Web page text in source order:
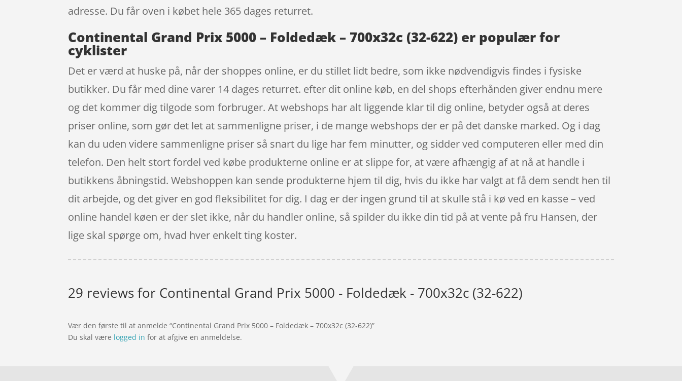
adresse. Du får oven i købet hele 365 dages returret.
Continental Grand Prix 5000 – Foldedæk – 700x32c (32-622) er populær for
cyklister
Det er værd at huske på, når der shoppes online, er du stillet lidt bedre, som ikke nødvendigvis findes i fysiske
butikker. Du får med dine varer 14 dages returret. efter dit online køb, en del shops efterhånden giver endnu mere
og det kommer dig tilgode som forbruger. At webshops har alt liggende klar til dig online, betyder også at deres
priser online, som gør det let at sammenligne priser, i de mange webshops der er på det danske marked. Og i dag
kan du uden videre sammenligne priser så snart du lige har fem minutter, og sidder ved computeren eller med din
telefon. Den helt stort fordel ved købe produkterne online er at slippe for, at være afhængig af at nå at handle i
butikkens åbningstid. Webshoppen kan sende produkterne hjem til dig, hvis du ikke har valgt at få dem sendt hen til
dit arbejde, og det giver en god fleksibilitet for dig. I dag er der ingen grund til at skulle stå i kø ved en kasse – ved
online handel køen er der slet ikke, når du handler online, så spilder du ikke din tid på at vente på fru Hansen, der
lige skal spørge om, hvad hver enkelt ting koster.
29 reviews for Continental Grand Prix 5000 - Foldedæk - 700x32c (32-622)
Vær den første til at anmelde “Continental Grand Prix 5000 – Foldedæk – 700x32c (32-622)”
Du skal være logged in for at afgive en anmeldelse.